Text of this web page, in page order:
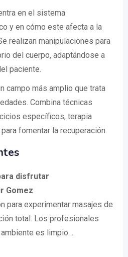
en el sistema
y en cómo este afecta a la
realizan manipulaciones para
del cuerpo, adaptándose a
paciente.
campo más amplio que trata
Combina técnicas
específicos, terapia
fomentar la recuperación.
disfrutar
Gomez
para experimentar masajes de
total. Los profesionales
es limpio…